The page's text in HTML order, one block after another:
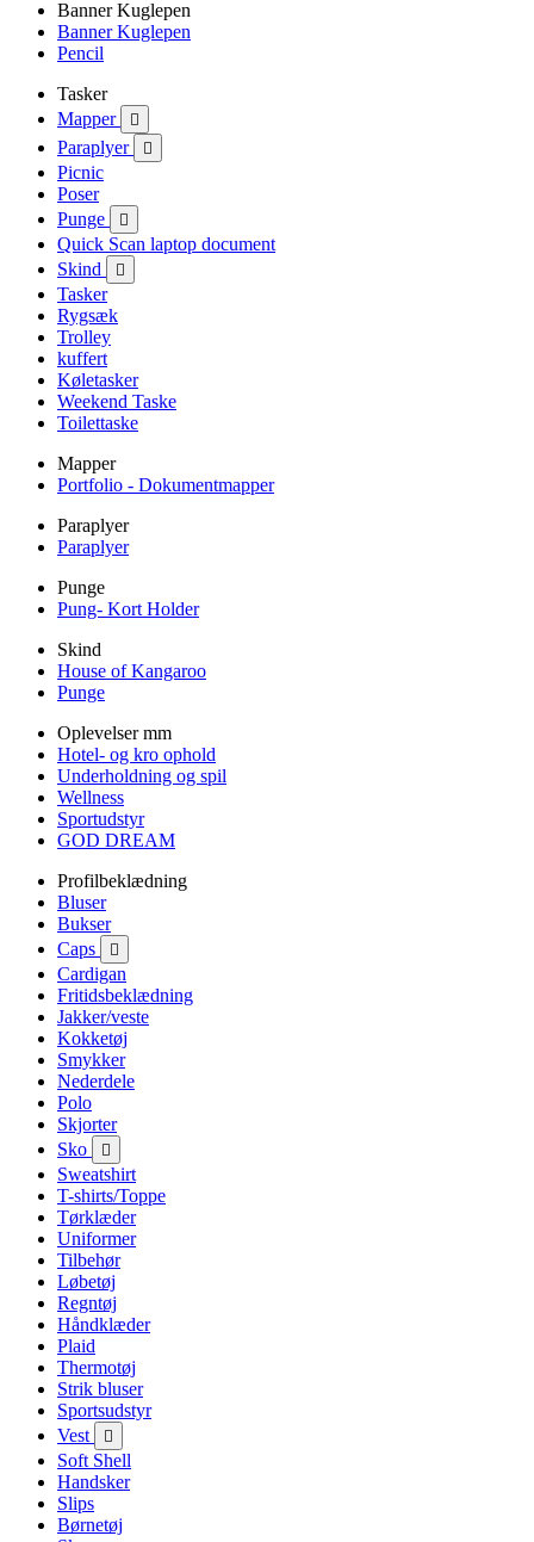
Banner Kuglepen
Banner Kuglepen
Pencil
Tasker
Mapper

Paraplyer 
Picnic
Poser
Punge

Quick Scan laptop document
Skind

Tasker
Rygsæk
Trolley
kuffert
Køletasker
Weekend Taske
Toilettaske
Mapper
Portfolio - Dokumentmapper
Paraplyer
Paraplyer
Punge
Pung- Kort Holder
Skind
House of Kangaroo
Punge
Oplevelser mm
Hotel- og kro ophold
Underholdning og spil
Wellness
Sportudstyr
GOD DREAM
Profilbeklædning
Bluser
Bukser
Caps

Cardigan
Fritidsbeklædning
Jakker/veste
Kokketøj
Smykker
Nederdele
Polo
Skjorter
Sko

Sweatshirt
T-shirts/Toppe
Tørklæder
Uniformer
Tilbehør
Løbetøj
Regntøj
Håndklæder
Plaid
Thermotøj
Strik bluser
Sportsudstyr
Vest

Soft Shell
Handsker
Slips
Børnetøj